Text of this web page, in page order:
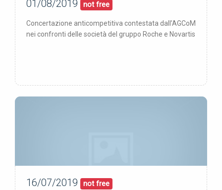
pubblicata: 01/08/19
01/08/2019 not free
Concertazione anticompetitiva contestata dall’AGCoM
nei confronti delle società del gruppo Roche e Novartis
pubblicata: 16/07/19
16/07/2019 not free